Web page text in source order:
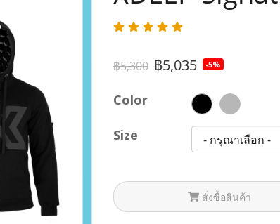
฿5,300 ฿5,035 -5%
Color
Size
สั่งซื้อสินค้า